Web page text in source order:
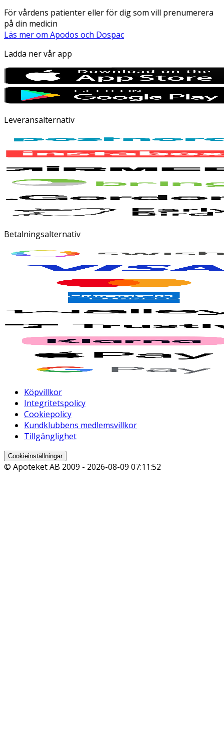
För vårdens patienter eller för dig som vill prenumerera
på din medicin
Läs mer om Apodos och Dospac
Ladda ner vår app
Leveransalternativ
Betalningsalternativ
Köpvillkor
Integritetspolicy
Cookiepolicy
Kundklubbens medlemsvillkor
Tillgänglighet
Cookieinställningar
© Apoteket AB 2009 - 2026-08-09 07:11:52